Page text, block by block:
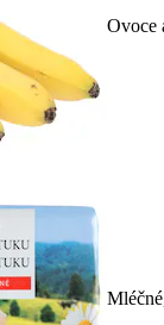
Ovoce